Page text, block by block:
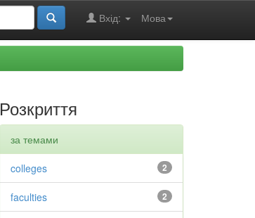
Мова
Вхід:
Розкриття
за темами
2
colleges
2
faculties